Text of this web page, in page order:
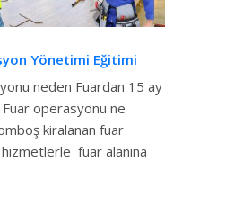
Yönetimi Eğitimi
neden Fuardan 15 ay
operasyonu ne
kiralanan fuar
fuar alanına